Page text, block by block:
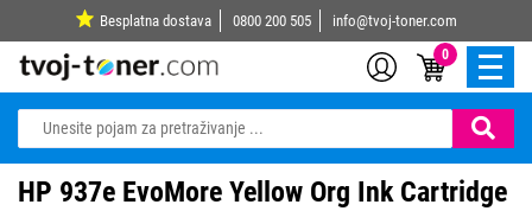
Besplatna dostava 0800 200 505 info@tvoj-toner.com
0
HP 937e EvoMore Yellow Org Ink Cartridge